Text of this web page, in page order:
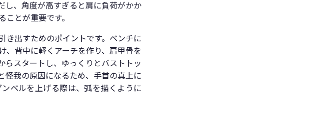
し、角度が高すぎると肩に負荷がかか
とが重要です。
き出すためのポイントです。ベンチに
、背中に軽くアーチを作り、肩甲骨を
らスタートし、ゆっくりとバストトッ
怪我の原因になるため、手首の真上に
ベルを上げる際は、弧を描くように